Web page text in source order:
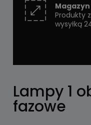
Magazyn
Produkty z
wysyłką
Lampy 1
fazowe